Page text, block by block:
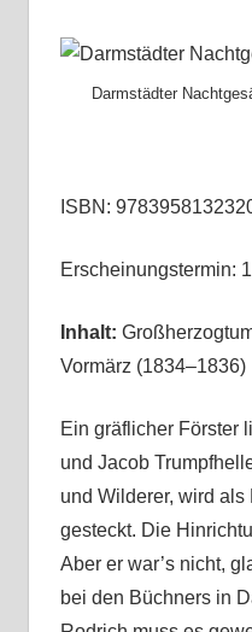
Darmstädter
ISBN:
Erscheinungstermin:
Inhalt:
Vormärz (1834–1836)
Ein gräflicher Förster
und Jacob
und Wilderer, wird als
gesteckt. Die
Aber er war’s nicht,
bei den Büchners in